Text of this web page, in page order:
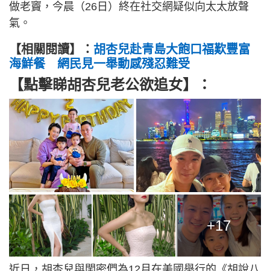
做老竇，今晨（26日）終在社交網疑似向太太放聲
氣。
【相關閱讀】： 胡杏兒赴青島大飽口福歎豐富
海鮮餐 網民見一舉動感殘忍難受
【點擊睇胡杏兒老公欲追女】：
+17